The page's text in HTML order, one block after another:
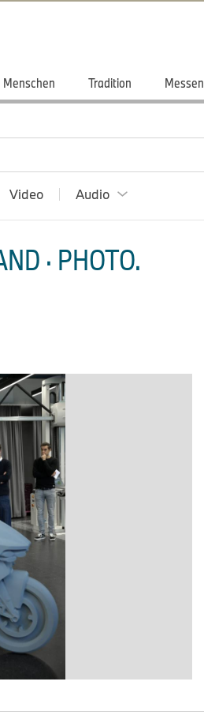
Menschen Tradition Messen
Video Audio
· PHOTO.